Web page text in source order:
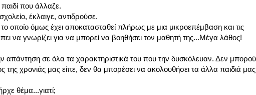
που άλλαζε.
έκλαιγε, αντιδρούσε.
όμως έχει αποκατασταθεί πλήρως με μια μικροεπέμβαση και τις
να γνωρίζει για να μπορεί να βοηθήσει τον μαθητή της...Μέγα λάθος!
απάντηση σε όλα τα χαρακτηριστικά του που την δυσκόλευαν. Δεν
της χρονιάς μας είπε, δεν θα μπορέσει να ακολουθήσει τα άλλα παιδιά μας
θέμα...γιατί;